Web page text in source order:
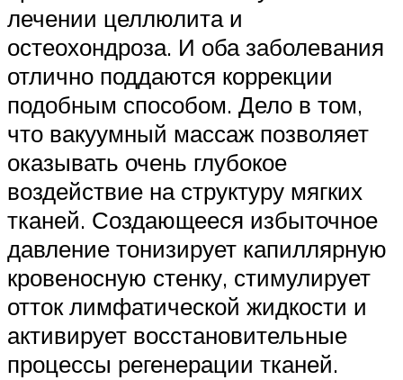
лечении целлюлита и
остеохондроза. И оба заболевания
отлично поддаются коррекции
подобным способом. Дело в том,
что вакуумный массаж позволяет
оказывать очень глубокое
воздействие на структуру мягких
тканей. Создающееся избыточное
давление тонизирует капиллярную
кровеносную стенку, стимулирует
отток лимфатической жидкости и
активирует восстановительные
процессы регенерации тканей.